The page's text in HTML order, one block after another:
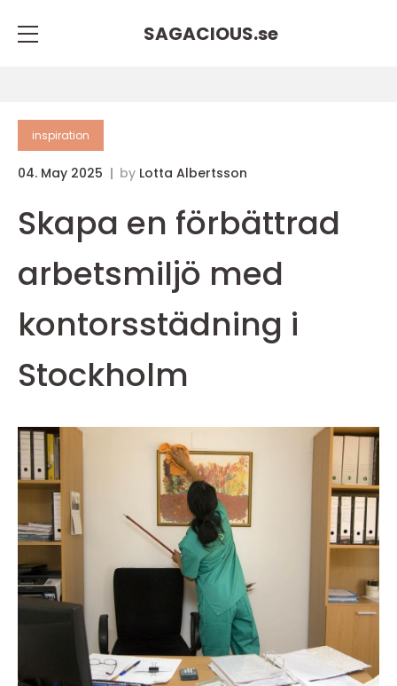
SAGACIOUS.se
inspiration
04. May 2025 by Lotta Albertsson
Skapa en förbättrad
arbetsmiljö med
kontorsstädning i
Stockholm